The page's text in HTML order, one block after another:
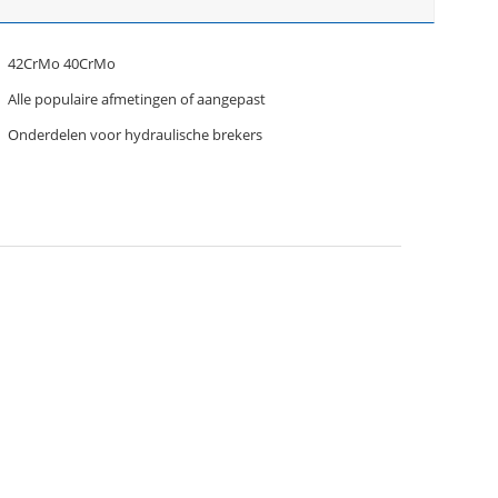
42CrMo 40CrMo
Alle populaire afmetingen of aangepast
Onderdelen voor hydraulische brekers